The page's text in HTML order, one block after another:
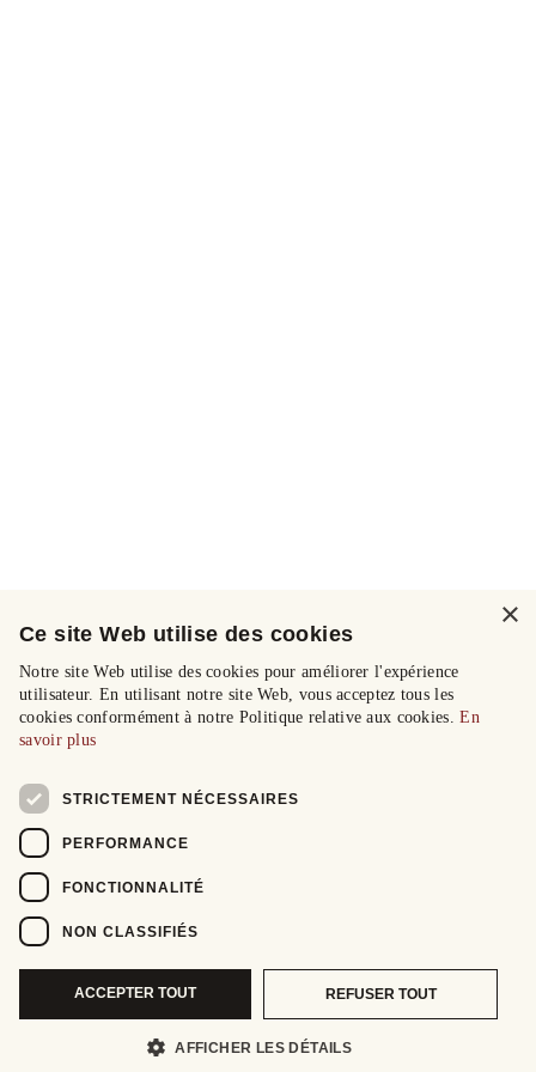
×
Ce site Web utilise des cookies
Notre site Web utilise des cookies pour améliorer l'expérience
utilisateur. En utilisant notre site Web, vous acceptez tous les
cookies conformément à notre Politique relative aux cookies.En
savoir plus
STRICTEMENT NÉCESSAIRES
PERFORMANCE
FONCTIONNALITÉ
NON CLASSIFIÉS
ACCEPTER TOUT REFUSER TOUT
AFFICHER LES DÉTAILS